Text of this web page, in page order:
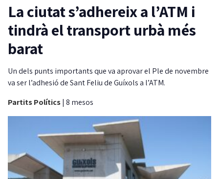
La ciutat s’adhereix a l’ATM i
tindrà el transport urbà més
barat
Un dels punts importants que va aprovar el Ple de novembre
va ser l’adhesió de Sant Feliu de Guíxols a l’ATM.
Partits Polítics| 8 mesos